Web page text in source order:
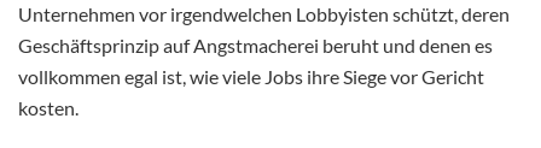
Unternehmen vor irgendwelchen Lobbyisten schützt, deren
Geschäftsprinzip auf Angstmacherei beruht und denen es
vollkommen egal ist, wie viele Jobs ihre Siege vor Gericht
kosten.